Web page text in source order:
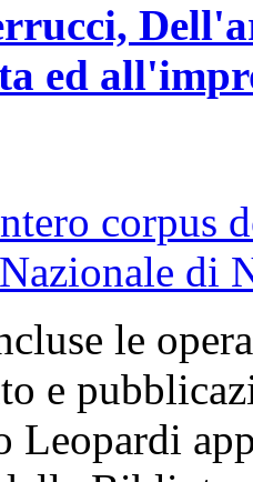
ed
corpus
di
le
e
Leopardi